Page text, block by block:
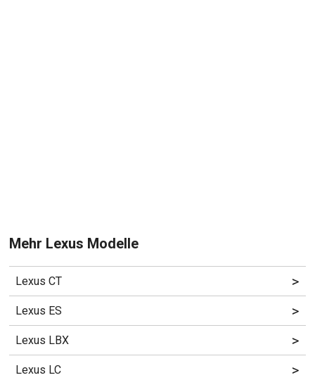
Mehr Lexus Modelle
Lexus CT >
Lexus ES >
Lexus LBX >
Lexus LC >